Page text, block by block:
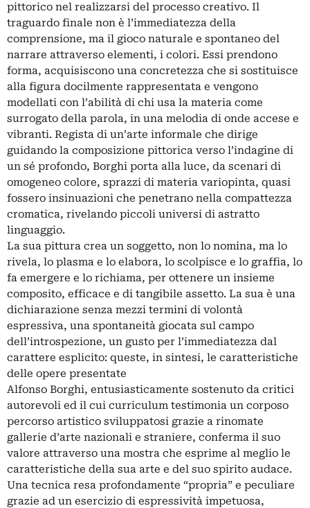
pittorico nel realizzarsi del processo creativo. Il
traguardo finale non è l’immediatezza della
comprensione, ma il gioco naturale e spontaneo del
narrare attraverso elementi, i colori. Essi prendono
forma, acquisiscono una concretezza che si sostituisce
alla figura docilmente rappresentata e vengono
modellati con l’abilità di chi usa la materia come
surrogato della parola, in una melodia di onde accese e
vibranti. Regista di un’arte informale che dirige
guidando la composizione pittorica verso l’indagine di
un sé profondo, Borghi porta alla luce, da scenari di
omogeneo colore, sprazzi di materia variopinta, quasi
fossero insinuazioni che penetrano nella compattezza
cromatica, rivelando piccoli universi di astratto
linguaggio.
La sua pittura crea un soggetto, non lo nomina, ma lo
rivela, lo plasma e lo elabora, lo scolpisce e lo graffia, lo
fa emergere e lo richiama, per ottenere un insieme
composito, efficace e di tangibile assetto. La sua è una
dichiarazione senza mezzi termini di volontà
espressiva, una spontaneità giocata sul campo
dell’introspezione, un gusto per l’immediatezza dal
carattere esplicito: queste, in sintesi, le caratteristiche
delle opere presentate
Alfonso Borghi, entusiasticamente sostenuto da critici
autorevoli ed il cui curriculum testimonia un corposo
percorso artistico sviluppatosi grazie a rinomate
gallerie d’arte nazionali e straniere, conferma il suo
valore attraverso una mostra che esprime al meglio le
caratteristiche della sua arte e del suo spirito audace.
Una tecnica resa profondamente “propria” e peculiare
grazie ad un esercizio di espressività impetuosa,